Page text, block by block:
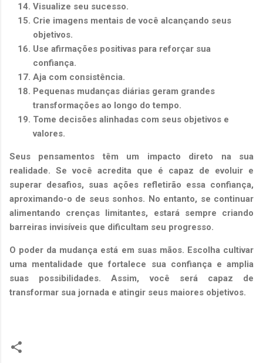
Visualize seu sucesso.
Crie imagens mentais de você alcançando seus
objetivos.
Use afirmações positivas para reforçar sua
confiança.
Aja com consistência.
Pequenas mudanças diárias geram grandes
transformações ao longo do tempo.
Tome decisões alinhadas com seus objetivos e
valores.
Seus pensamentos têm um impacto direto na sua
realidade. Se você acredita que é capaz de evoluir e
superar desafios, suas ações refletirão essa confiança,
aproximando-o de seus sonhos. No entanto, se continuar
alimentando crenças limitantes, estará sempre criando
barreiras invisíveis que dificultam seu progresso.
O poder da mudança está em suas mãos. Escolha cultivar
uma mentalidade que fortalece sua confiança e amplia
suas possibilidades. Assim, você será capaz de
transformar sua jornada e atingir seus maiores objetivos.